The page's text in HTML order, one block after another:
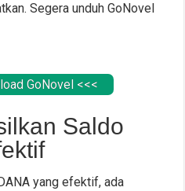
Segera unduh GoNovel
GoNovel <<<
Saldo
yang efektif, ada